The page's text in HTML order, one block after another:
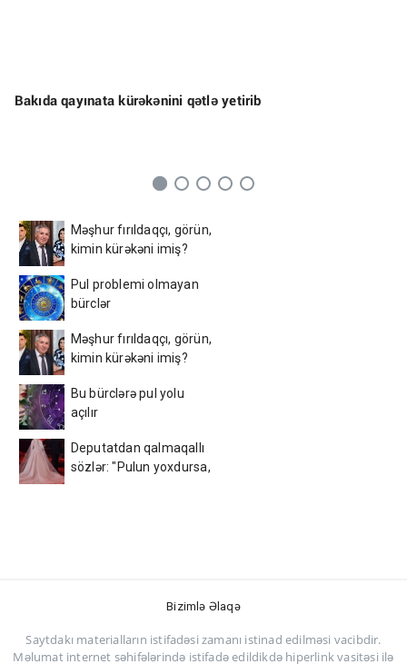
Bakıda qayınata kürəkənini qətlə yetirib
Məşhur fırıldaqçı, görün,
kimin kürəkəni imiş?
Pul problemi olmayan
bürclər
Məşhur fırıldaqçı, görün,
kimin kürəkəni imiş?
Bu bürclərə pul yolu
açılır
Deputatdan qalmaqallı
sözlər: "Pulun yoxdursa,
Bizimlə Əlaqə
Saytdakı materialların istifadəsi zamanı istinad edilməsi vacibdir.
Məlumat internet səhifələrində istifadə edildikdə hiperlink vasitəsi ilə